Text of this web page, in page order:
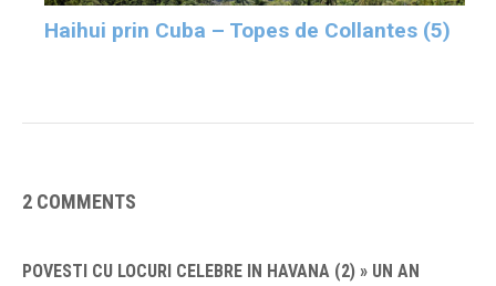
Haihui prin Cuba – Topes de Collantes (5)
2 COMMENTS
POVESTI CU LOCURI CELEBRE IN HAVANA (2) » UN AN